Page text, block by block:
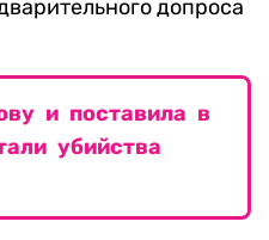
допроса
и поставила в
убийства